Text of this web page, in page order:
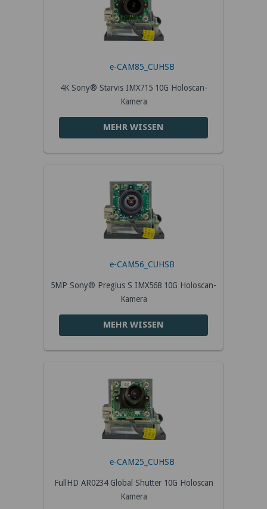
e-CAM85_CUHSB
4K Sony® Starvis IMX715 10G Holoscan-
Kamera
MEHR WISSEN
e-CAM56_CUHSB
5MP Sony® Pregius S IMX568 10G Holoscan-
Kamera
MEHR WISSEN
e-CAM25_CUHSB
FullHD AR0234 Global Shutter 10G Holoscan
Kamera